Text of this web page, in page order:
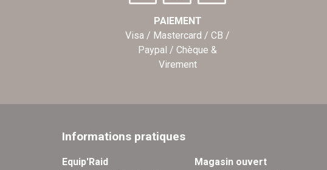
PAIEMENT
Visa / Mastercard / CB /
Paypal / Chèque &
Virement
Informations pratiques
Equip'Raid
Magasin ouvert